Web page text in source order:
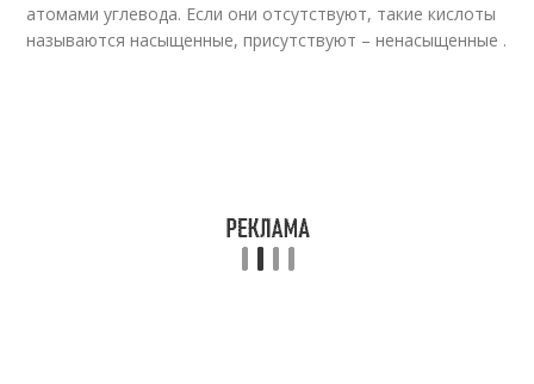
атомами углевода. Если они отсутствуют, такие кислоты
называются насыщенные, присутствуют – ненасыщенные .